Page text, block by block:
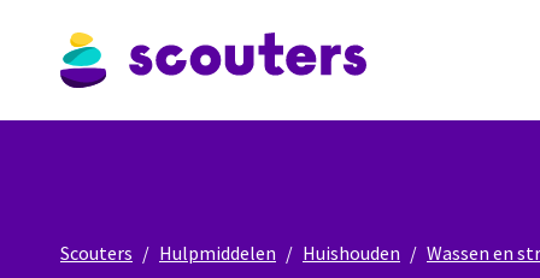
Scouters Hulpmiddelen Huishouden Wassen en